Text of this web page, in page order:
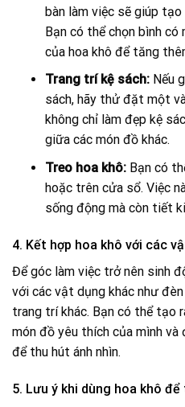
bàn làm việc sẽ giúp tạo
Bạn có thể chọn bình có
của hoa khô để tăng
Trang trí kệ sách:Nếu
sách, hãy thử đặt một
không chỉ làm đẹp kệ
giữa các món đồ khác.
Treo hoa khô:Bạn có
hoặc trên cửa sổ. Việc
sống động mà còn tiết
4. Kết hợp hoa khô với các
Để góc làm việc trở nên sinh
với các vật dụng khác như
trang trí khác. Bạn có thể tạo
món đồ yêu thích của mình
để thu hút ánh nhìn.
5. Lưu ý khi dùng hoa khô